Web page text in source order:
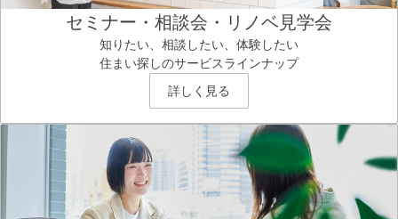
セミナー・相談会・リノベ見学会
知りたい、相談したい、体験したい
住まい探しのサービスラインナップ
詳しく見る